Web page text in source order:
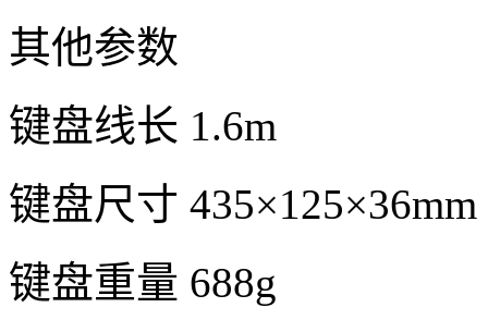
其他参数
键盘线长 1.6m
键盘尺寸 435×125×36mm
键盘重量 688g